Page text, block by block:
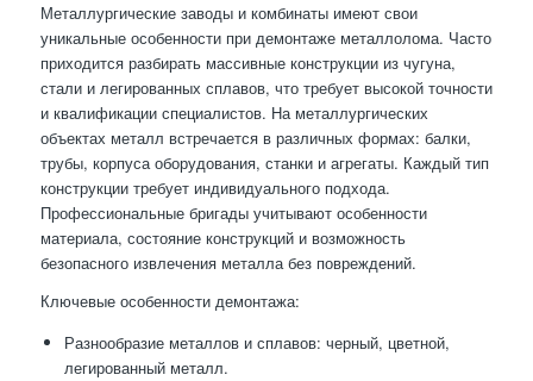
Металлургические заводы и комбинаты имеют свои
уникальные особенности при демонтаже металлолома. Часто
приходится разбирать массивные конструкции из чугуна,
стали и легированных сплавов, что требует высокой точности
и квалификации специалистов. На металлургических
объектах металл встречается в различных формах: балки,
трубы, корпуса оборудования, станки и агрегаты. Каждый тип
конструкции требует индивидуального подхода.
Профессиональные бригады учитывают особенности
материала, состояние конструкций и возможность
безопасного извлечения металла без повреждений.
Ключевые особенности демонтажа:
Разнообразие металлов и сплавов: черный, цветной,
легированный металл.